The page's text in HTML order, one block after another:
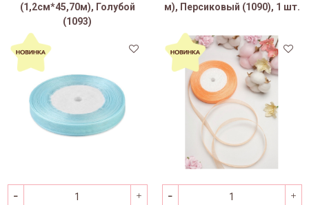
(1,2см*45,70м), Голубой
(1093)
м), Персиковый (1090), 1 шт.